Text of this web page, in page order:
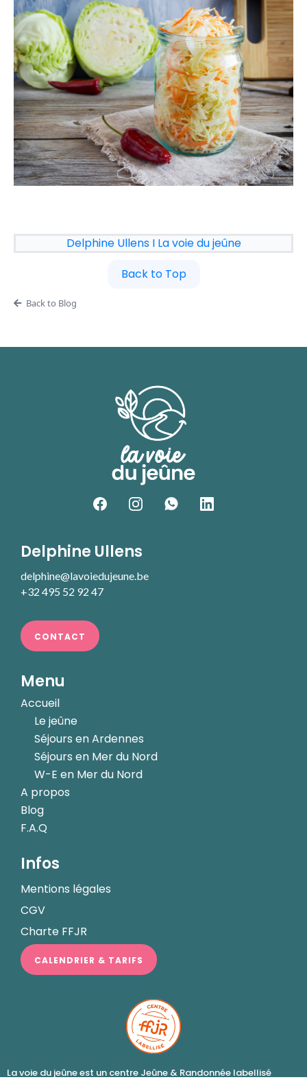
Delphine Ullens I La voie du jeûne
Back to Top
Back to Blog
Delphine Ullens
delphine@lavoiedujeune.be
+32 495 52 92 47
CONTACT
Menu
Accueil
Le jeûne
Séjours en Ardennes
Séjours en Mer du Nord
W-E en Mer du Nord
A propos
Blog
F.A.Q
Infos
Mentions légales
CGV
Charte FFJR
CALENDRIER & TARIFS
La voie du jeûne est un centre Jeûne & Randonnée labellisé